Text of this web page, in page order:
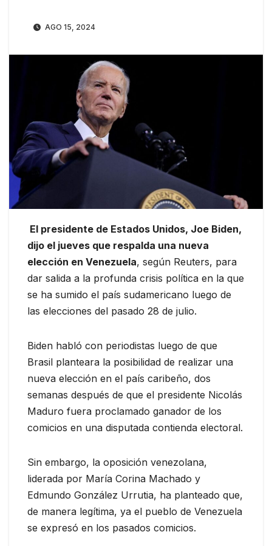
AGO 15, 2024
El presidente de Estados Unidos, Joe Biden,
dijo el jueves que respalda una nueva
elección en Venezuela, según Reuters, para
dar salida a la profunda crisis política en la que
se ha sumido el país sudamericano luego de
las elecciones del pasado 28 de julio.
Biden habló con periodistas luego de que
Brasil planteara la posibilidad de realizar una
nueva elección en el país caribeño, dos
semanas después de que el presidente Nicolás
Maduro fuera proclamado ganador de los
comicios en una disputada contienda electoral.
Sin embargo, la oposición venezolana,
liderada por María Corina Machado y
Edmundo González Urrutia, ha planteado que,
de manera legítima, ya el pueblo de Venezuela
se expresó en los pasados comicios.